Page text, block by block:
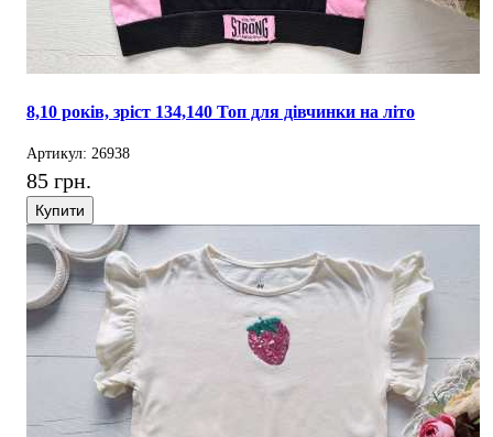
8,10 років, зріст 134,140 Топ для дівчинки на літо
Артикул: 26938
85 грн.
Купити